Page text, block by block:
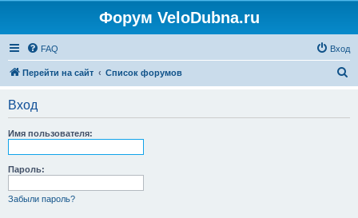
Форум VeloDubna.ru
FAQ Вход
Перейти на сайт Список форумов
Вход
Имя пользователя:
Пароль:
Забыли пароль?